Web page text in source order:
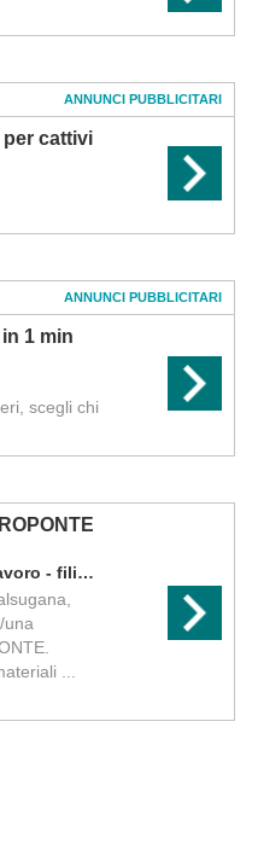
ANNUNCI PUBBLICITARI
per cattivi
ANNUNCI PUBBLICITARI
1 min
scegli chi
Sapiens spa – agenzia per il lavoro - filiale di pergine
una
...